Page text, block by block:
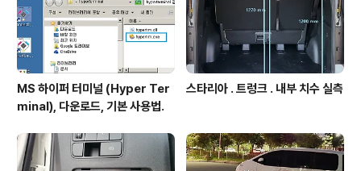
MS 하이퍼 터미널 (Hyper Ter
minal), 다운로드, 기본 사용법.
스타리아 . 트렁크 . 내부 치수 실측